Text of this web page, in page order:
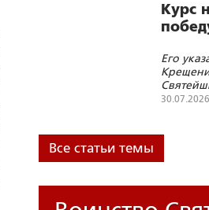
вызовы»
Курс
Его
Кирилл
30.07.2026
Все статьи темы